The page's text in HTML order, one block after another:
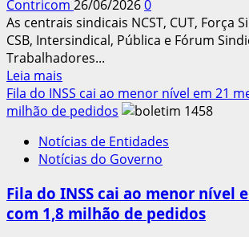
Contricom 26/06/20260
As centrais sindicais NCST, CUT, Força
CSB, Intersindical, Pública e Fórum
Trabalhadores...
Leia mais
mais
sobre
intensificam
mobilização
e
convocam
Fila do INSS cai ao menor nível em 21
milhão de pedidos
Notícias de Entidades
Notícias do Governo
Fila do INSS cai ao menor nível
com 1,8 milhão de pedidos